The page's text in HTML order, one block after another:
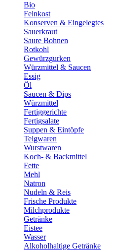
Bio
Feinkost
Konserven & Eingelegtes
Sauerkraut
Saure Bohnen
Rotkohl
Gewürzgurken
Würzmittel & Saucen
Essig
Öl
Saucen & Dips
Würzmittel
Fertiggerichte
Fertigsalate
Suppen & Eintöpfe
Teigwaren
Wurstwaren
Koch- & Backmittel
Fette
Mehl
Natron
Nudeln & Reis
Frische Produkte
Milchprodukte
Getränke
Eistee
Wasser
Alkoholhaltige Getränke